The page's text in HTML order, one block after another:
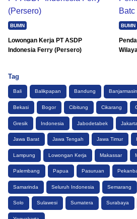
BUMN
Lowongan Kerja PT ASDP
Indonesia Ferry (Persero)
BUMN
Tag
Bali Balikpapan Bandung Banjarmasin
Bekasi Bogor Cibitung Cikarang
Gresik Indonesia Jabodetabek Jakarta
Jawa Barat Jawa Tengah Jawa Timur
Lampung Lowongan Kerja Makassar
Palembang Papua Pasuruan
Samarinda Seluruh Indonesia Semarang
Solo Sulawesi Sumatera Surabaya